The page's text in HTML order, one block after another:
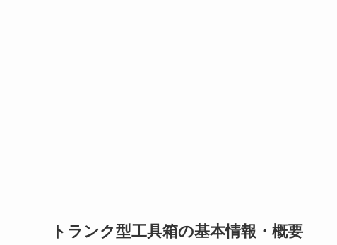
トランク型工具箱の基本情報・概要